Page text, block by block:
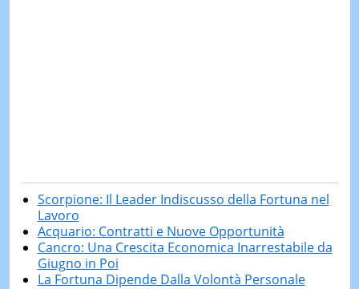
Scorpione: Il Leader Indiscusso della Fortuna nel
Lavoro
Acquario: Contratti e Nuove Opportunità
Cancro: Una Crescita Economica Inarrestabile da
Giugno in Poi
La Fortuna Dipende Dalla Volontà Personale